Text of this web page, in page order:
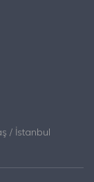
/ İstanbul